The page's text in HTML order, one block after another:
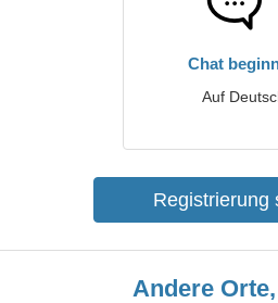
Chat
Auf
Registrierung
Andere